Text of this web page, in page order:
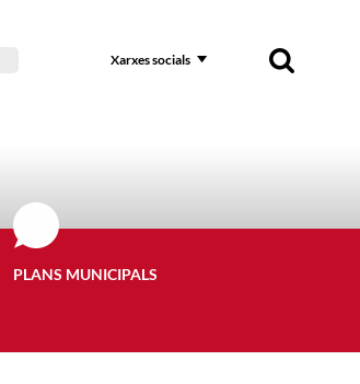
Xarxes socials
PLANS MUNICIPALS